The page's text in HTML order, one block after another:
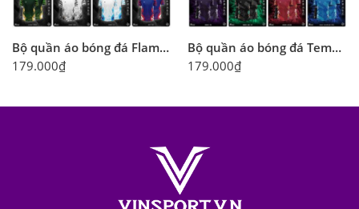
Bộ quần áo bóng đá Flame Amac Lửa Cháy chính hãng
179.000₫
Bộ quần áo bóng đá Tempest Amac Lửa Cháy chính hãng
179.000₫